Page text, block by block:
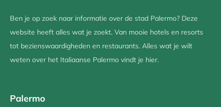
Ben je op zoek naar informatie over de stad Palermo? Deze
website heeft alles wat je zoekt. Van mooie hotels en resorts
tot bezienswaardigheden en restaurants. Alles wat je wilt
weten over het Italiaanse Palermo vindt je hier.
Palermo